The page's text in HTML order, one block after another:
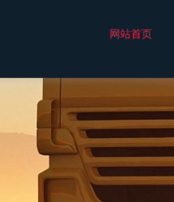
网站首页